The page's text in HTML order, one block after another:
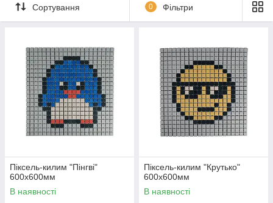
Сортування 0 Фільтри
Піксель-килим "Пінгві"
600х600мм
В наявності
Піксель-килим "Крутько"
600х600мм
В наявності